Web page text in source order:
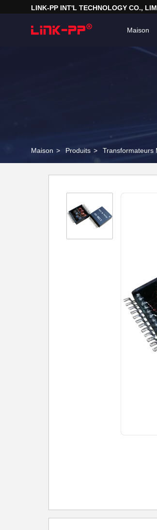
LINK-PP INT'L TECHNOLOGY CO.,
Maison
Maison > Produits > Transformateurs